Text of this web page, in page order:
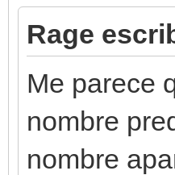
Rage
Me parece
nombre
nombre